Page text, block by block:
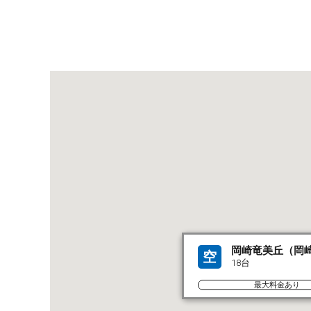
空 岡崎竜美丘（岡
18台
最大料金あり